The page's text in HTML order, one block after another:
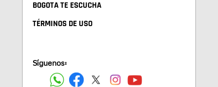
BOGOTA TE ESCUCHA
TÉRMINOS DE USO
Síguenos: